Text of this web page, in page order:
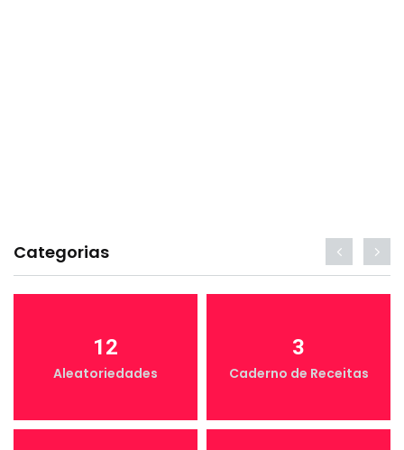
Categorias
12
Aleatoriedades
3
Caderno de Receitas